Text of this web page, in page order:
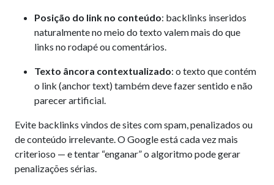
Posição do link no conteúdo: backlinks inseridos
naturalmente no meio do texto valem mais do que
links no rodapé ou comentários.
Texto âncora contextualizado: o texto que contém
o link (anchor text) também deve fazer sentido e não
parecer artificial.
Evite backlinks vindos de sites com spam, penalizados ou
de conteúdo irrelevante. O Google está cada vez mais
criterioso — e tentar “enganar” o algoritmo pode gerar
penalizações sérias.